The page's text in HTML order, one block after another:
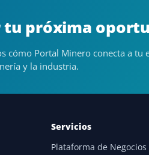
próxima
cómo Portal Minero conecta a tu
y la industria.
Servicios
Plataforma de Negocios